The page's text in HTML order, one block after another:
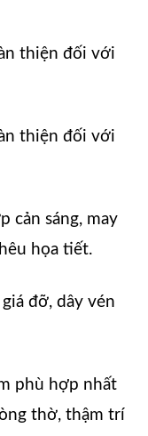
thiện đối với
thiện đối với
cản sáng, may
họa tiết.
đỡ, dây vén
phù hợp nhất
thờ, thậm trí